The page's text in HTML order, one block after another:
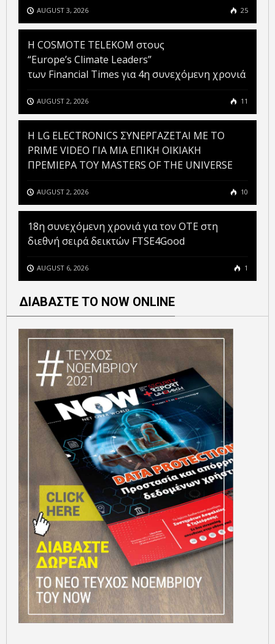
AUGUST 3, 2026 25
Η COSMOTE TELEKOM στους
“Europe’s Climate Leaders”
των Financial Times για 4η συνεχόμενη χρονιά
AUGUST 2, 2026 11
H LG ELECTRONICS ΣΥΝΕΡΓΑΖΕΤΑΙ ΜΕ ΤΟ
PRIME VIDEO ΓΙΑ ΜΙΑ ΕΠΙΚΗ ΟΙΚΙΑΚΗ
ΠΡΕΜΙΕΡΑ ΤΟΥ MASTERS OF THE UNIVERSE
AUGUST 2, 2026 10
18η συνεχόμενη χρονιά για τον ΟΤΕ στη
διεθνή σειρά δεικτών FTSE4Good
AUGUST 6, 2026 1
ΔΙΑΒΑΣΤΕ ΤΟ NOW ONLINE